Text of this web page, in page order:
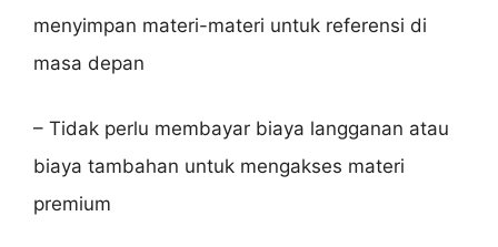
menyimpan materi-materi untuk referensi di
masa depan
– Tidak perlu membayar biaya langganan atau
biaya tambahan untuk mengakses materi
premium